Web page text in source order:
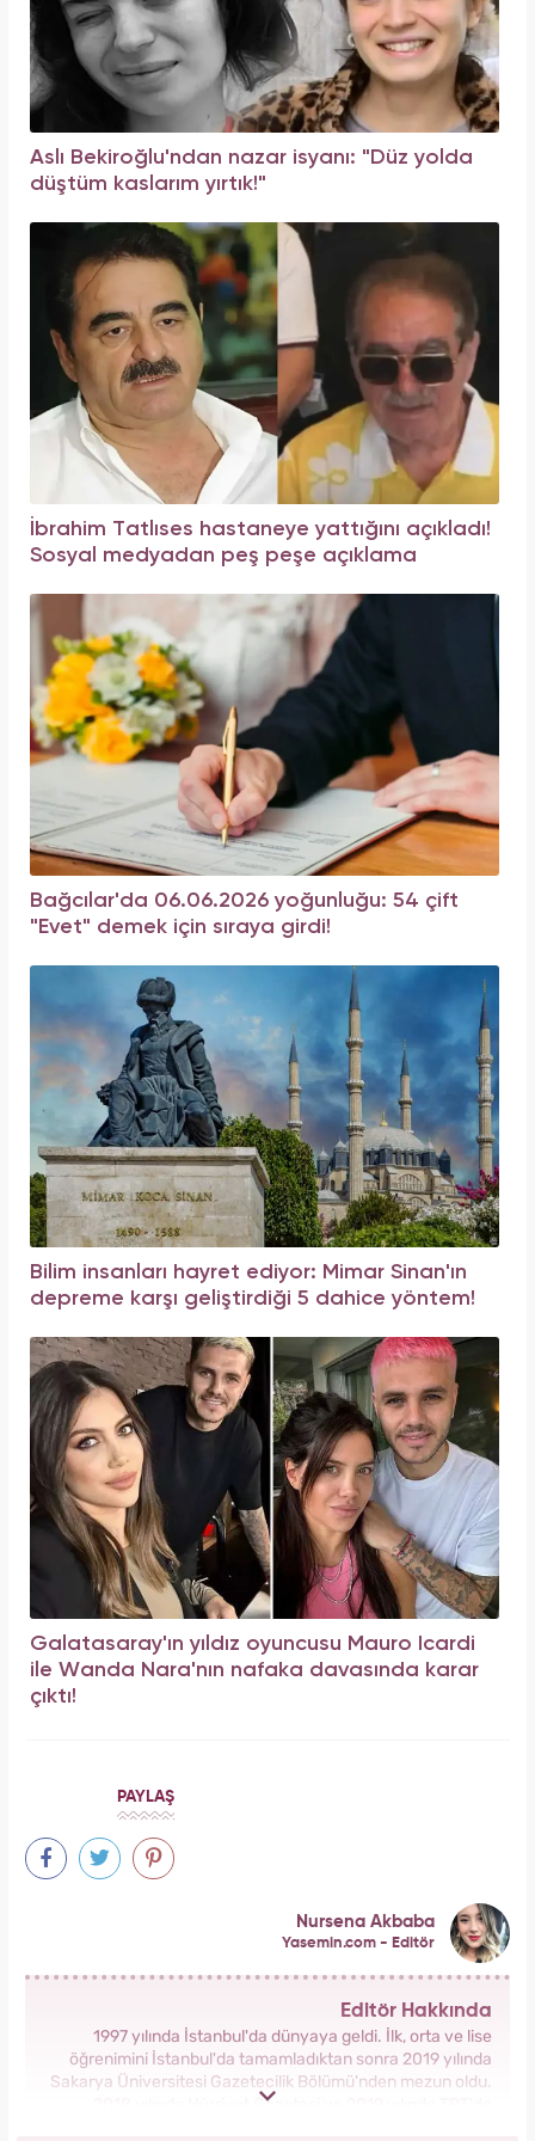
Aslı Bekiroğlu'ndan nazar isyanı: "Düz yolda
düştüm kaslarım yırtık!"
İbrahim Tatlıses hastaneye yattığını açıkladı!
Sosyal medyadan peş peşe açıklama
Bağcılar'da 06.06.2026 yoğunluğu: 54 çift
"Evet" demek için sıraya girdi!
Bilim insanları hayret ediyor: Mimar Sinan'ın
depreme karşı geliştirdiği 5 dahice yöntem!
Galatasaray'ın yıldız oyuncusu Mauro Icardi
ile Wanda Nara'nın nafaka davasında karar
çıktı!
PAYLAŞ
Nursena Akbaba
Yasemin.com - Editör
Editör Hakkında
1997 yılında İstanbul'da dünyaya geldi. İlk, orta ve lise
öğrenimini İstanbul'da tamamladıktan sonra 2019 yılında
Sakarya Üniversitesi Gazetecilik Bölümü'nden mezun oldu.
2018 yılında Hürriyet Gazetesi ve 2019 yılında TRT'de